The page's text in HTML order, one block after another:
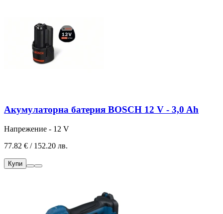
Акумулаторна батерия BOSCH 12 V - 3,0 Ah
Напрежение - 12 V
77.82 € / 152.20 лв.
Купи